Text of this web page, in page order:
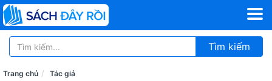
Tìm kiếm
Trang chủ Tác giả